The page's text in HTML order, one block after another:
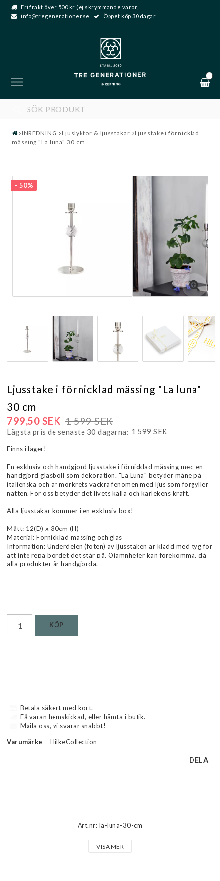
Fri frakt över 500 kr (ej skrymmande varor)
info@tregenerationer.se
Öppet köp 30 dagar
Toggle
navigation
INREDNING Ljuslyktor & ljusstakar
Ljusstake i förnicklad
mässing "La luna" 30 cm
- 50%
Ljusstake i förnicklad mässing "La luna"
30 cm
1 599 SEK
799,50 SEK
Lägsta pris de senaste 30 dagarna 1 599 SEK
Finns i lager!
En exklusiv och handgjord ljusstake i förnicklad mässing med en
handgjord glasboll som dekoration. "La Luna" betyder måne på
italienska och är mörkrets vackra fenomen med ljus som förgyller
natten. För oss betyder det livets källa och kärlekens kraft.
Alla ljusstakar kommer i en exklusiv box!
Mått: 12(D) x 30cm (H)
Material: Förnicklad mässing och glas
Information: Underdelen (foten) av ljusstaken är klädd med tyg för
att inte repa bordet det står på. Ojämnheter kan förekomma, då
alla produkter är handgjorda.
KÖP
Betala säkert med kort.
Få varan hemskickad, eller hämta i butik.
Maila oss, vi svarar snabbt!
Varumärke HilkeCollection
DELA
Art.nr: la-luna-30-cm
VISA MER